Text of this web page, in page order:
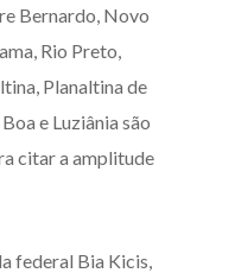
Bernardo, Novo
Rio Preto,
Planaltina de
e Luziânia são
citar a amplitude
federal Bia Kicis,